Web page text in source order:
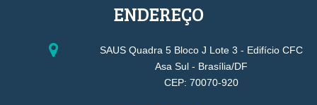
ENDEREÇO
SAUS Quadra 5 Bloco J Lote 3 - Edifício CFC
Asa Sul - Brasília/DF
CEP: 70070-920